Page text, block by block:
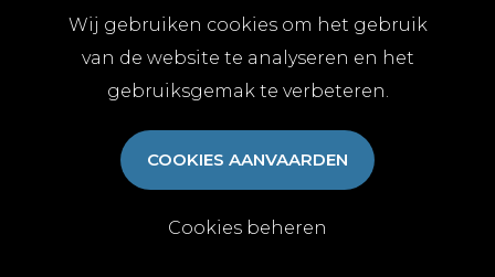
Wij gebruiken cookies om het gebruik
van de website te analyseren en het
gebruiksgemak te verbeteren.
COOKIES AANVAARDEN
Cookies beheren
Abonnementen
Algemene abonnementsvoorwaarden